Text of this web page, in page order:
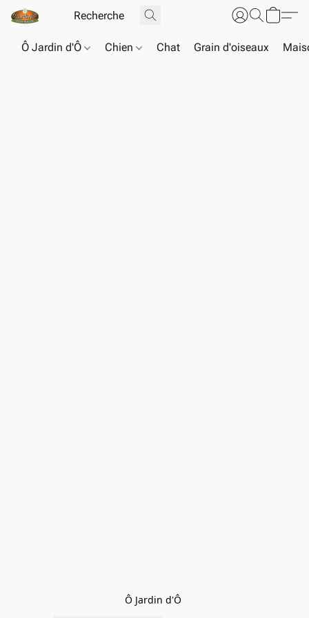
Ô Jardin d'Ô Chien Chat Grain d'oiseaux
Ô Jardin d'Ô